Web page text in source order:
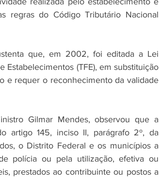
regras do Código Tributário Nacional
que, em 2002, foi editada a Lei
Estabelecimentos (TFE), em substituição
e requer o reconhecimento da validade
Gilmar Mendes, observou que a
artigo 145, inciso II, parágrafo 2º, da
o Distrito Federal e os municípios a
polícia ou pela utilização, efetiva ou
prestados ao contribuinte ou postos a